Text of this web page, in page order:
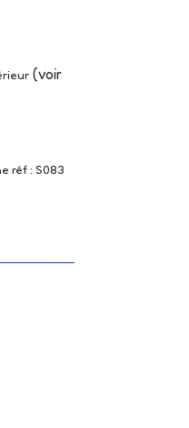
(voir
réf : S083